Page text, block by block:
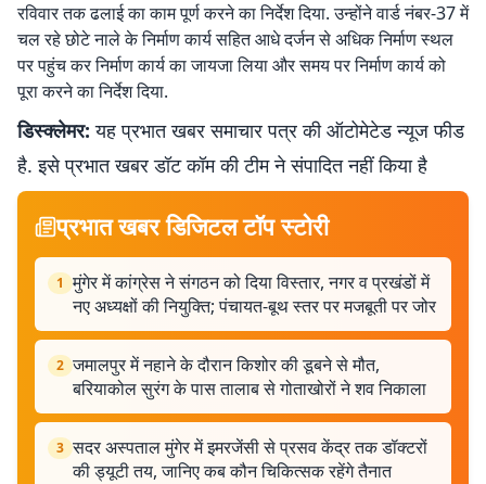
रविवार तक ढलाई का काम पूर्ण करने का निर्देश दिया. उन्होंने वार्ड नंबर-37 में
चल रहे छोटे नाले के निर्माण कार्य सहित आधे दर्जन से अधिक निर्माण स्थल
पर पहुंच कर निर्माण कार्य का जायजा लिया और समय पर निर्माण कार्य को
पूरा करने का निर्देश दिया.
डिस्क्लेमर: यह प्रभात खबर समाचार पत्र की ऑटोमेटेड न्यूज फीड
है. इसे प्रभात खबर डॉट कॉम की टीम ने संपादित नहीं किया है
प्रभात खबर डिजिटल टॉप स्टोरी
1 मुंगेर में कांग्रेस ने संगठन को दिया विस्तार, नगर व प्रखंडों में
नए अध्यक्षों की नियुक्ति; पंचायत-बूथ स्तर पर मजबूती पर जोर
2 जमालपुर में नहाने के दौरान किशोर की डूबने से मौत,
बरियाकोल सुरंग के पास तालाब से गोताखोरों ने शव निकाला
3 सदर अस्पताल मुंगेर में इमरजेंसी से प्रसव केंद्र तक डॉक्टरों
की ड्यूटी तय, जानिए कब कौन चिकित्सक रहेंगे तैनात